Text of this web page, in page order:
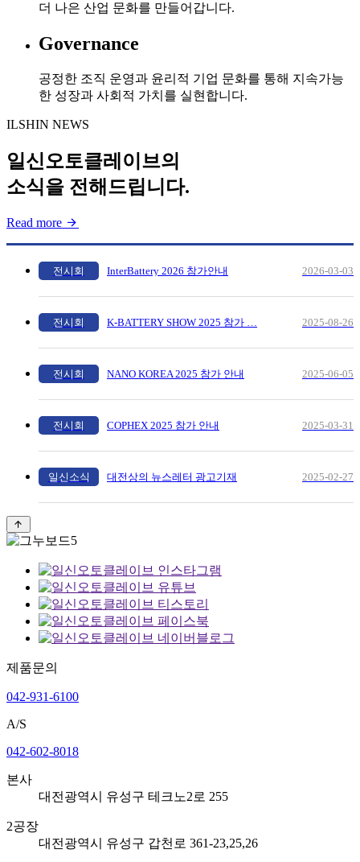
더 나은 산업 문화를 만들어갑니다.
Governance
공정한 조직 운영과 윤리적 기업 문화를 통해 지속가능
한 성장과 사회적 가치를 실현합니다.
ILSHIN NEWS
일신오토클레이브의
소식을 전해드립니다.
Read more
전시회 InterBattery 2026 참가안내 2026-03-03
전시회 K-BATTERY SHOW 2025 참가 … 2025-08-26
전시회 NANO KOREA 2025 참가 안내 2025-06-05
전시회 COPHEX 2025 참가 안내 2025-03-31
일신소식 대전상의 뉴스레터 광고기재 2025-02-27
제품문의
042-931-6100
A/S
042-602-8018
본사
대전광역시 유성구 테크노2로 255
2공장
대전광역시 유성구 갑천로 361-23,25,26